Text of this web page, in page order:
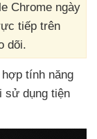
Chrome ngày
tiếp trên
dõi.
tính năng
sử dụng tiện